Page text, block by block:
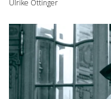
Ulrike Ottinger